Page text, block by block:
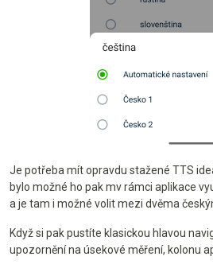
Je potřeba mít opravdu stažené TTS
bylo možné ho pak mv rámci aplikace
a je tam i možné volit mezi dvěma
Když si pak pustíte klasickou hlavou
upozornění na úsekové měření, kolonu